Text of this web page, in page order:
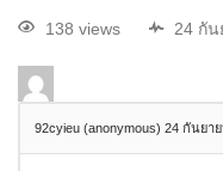
138 views 24 กัน
92cyieu (anonymous) 24 กันยา